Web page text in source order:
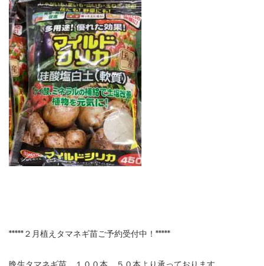
*****２月植えタマネギ苗ご予約受付中！*****